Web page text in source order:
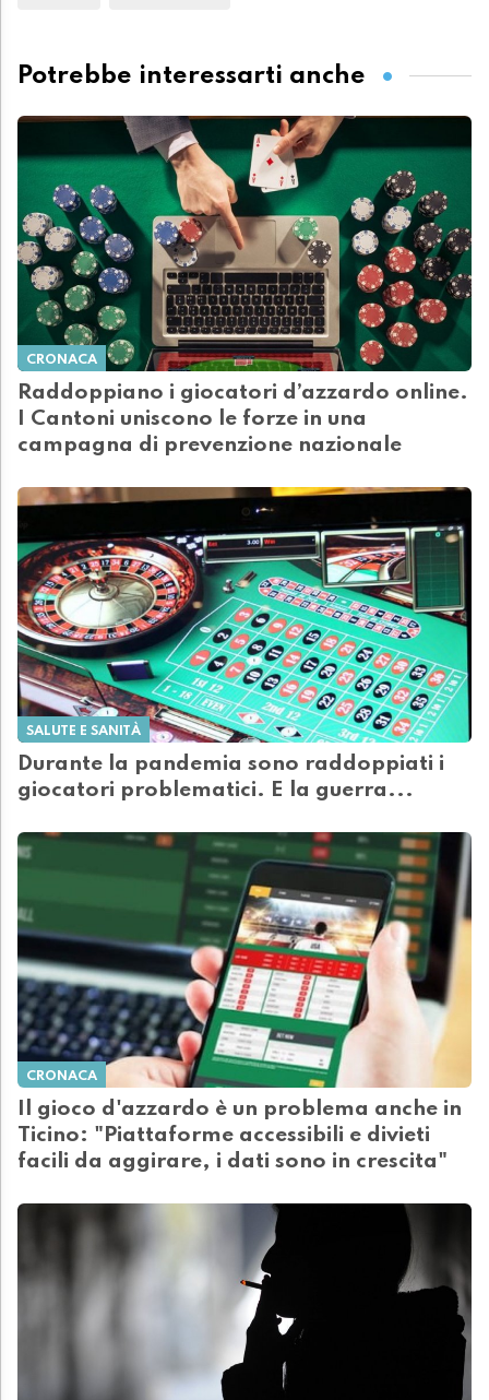
Potrebbe interessarti anche
CRONACA
Raddoppiano i giocatori d’azzardo online.
I Cantoni uniscono le forze in una
campagna di prevenzione nazionale
SALUTE E SANITÀ
Durante la pandemia sono raddoppiati i
giocatori problematici. E la guerra...
CRONACA
Il gioco d'azzardo è un problema anche in
Ticino: "Piattaforme accessibili e divieti
facili da aggirare, i dati sono in crescita"